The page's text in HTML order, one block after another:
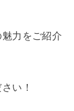
力をご紹介
い！